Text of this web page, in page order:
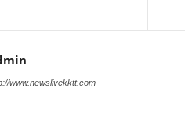
www.newslivekktt.com